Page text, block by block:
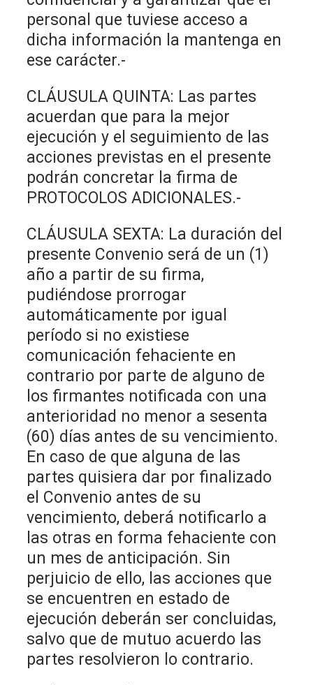
personal que tuviese acceso a
dicha información la mantenga en
ese carácter.-
CLÁUSULA QUINTA: Las partes
acuerdan que para la mejor
ejecución y el seguimiento de las
acciones previstas en el presente
podrán concretar la firma de
PROTOCOLOS ADICIONALES.-
CLÁUSULA SEXTA: La duración del
presente Convenio será de un (1)
año a partir de su firma,
pudiéndose prorrogar
automáticamente por igual
período si no existiese
comunicación fehaciente en
contrario por parte de alguno de
los firmantes notificada con una
anterioridad no menor a sesenta
(60) días antes de su vencimiento.
En caso de que alguna de las
partes quisiera dar por finalizado
el Convenio antes de su
vencimiento, deberá notificarlo a
las otras en forma fehaciente con
un mes de anticipación. Sin
perjuicio de ello, las acciones que
se encuentren en estado de
ejecución deberán ser concluidas,
salvo que de mutuo acuerdo las
partes resolvieron lo contrario.